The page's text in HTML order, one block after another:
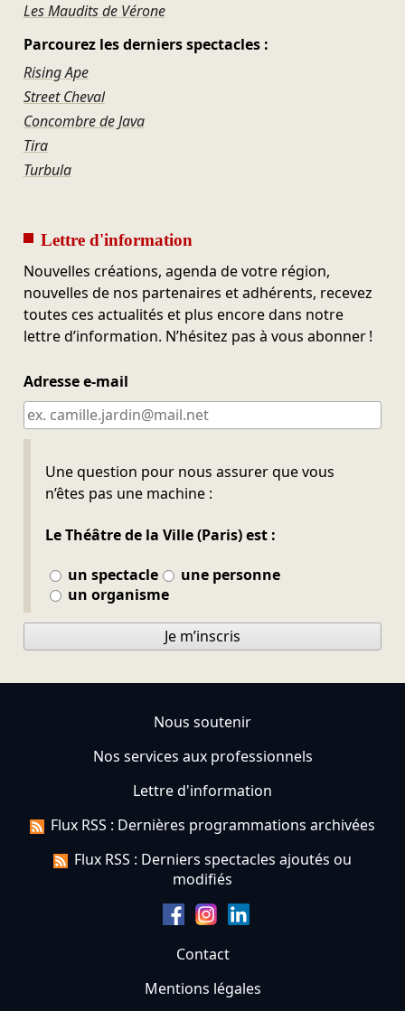
Les Maudits de Vérone
Parcourez les derniers spectacles :
Rising Ape
Street Cheval
Concombre de Java
Tira
Turbula
Lettre d'information
Nouvelles créations, agenda de votre région,
nouvelles de nos partenaires et adhérents, recevez
toutes ces actualités et plus encore dans notre
lettre d’information. N’hésitez pas à vous abonner !
Adresse e-mail
Une question pour nous assurer que vous
n’êtes pas une machine :
Le Théâtre de la Ville (Paris) est :
un spectacle
une personne
un organisme
Ne pas remplir
Je m’inscris
Nous soutenir
Nos services aux professionnels
Lettre d'information
Flux RSS : Dernières programmations archivées
Flux RSS : Derniers spectacles ajoutés ou
modifiés
Contact
Mentions légales